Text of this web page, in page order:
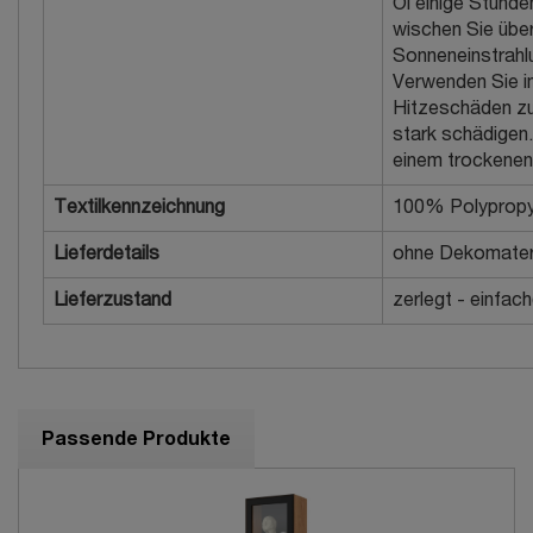
Öl einige
wischen Sie
Verwenden Sie
Hitzeschäden
stark
einem
Textilkennzeichnung 100%
Lieferdetails ohne
Lieferzustand zerlegt -
Passende Produkte